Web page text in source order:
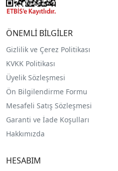
ÖNEMLİ BİLGİLER
Gizlilik ve Çerez Politikası
KVKK Politikası
Üyelik Sözleşmesi
Ön Bilgilendirme Formu
Mesafeli Satış Sözleşmesi
Garanti ve İade Koşulları
Hakkımızda
HESABIM